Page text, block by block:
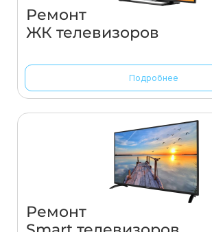
Ремонт
ЖК телевизоров
Подробнее
Ремонт